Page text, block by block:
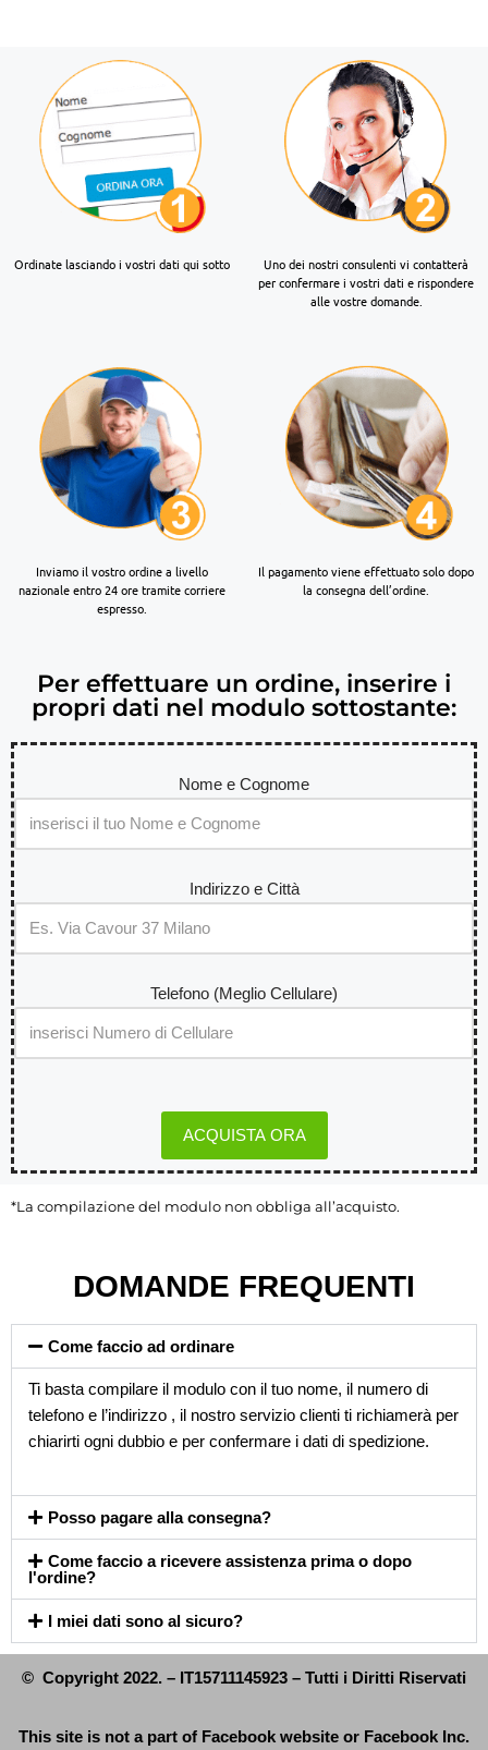
Ordinate lasciando i vostri dati qui sotto
Uno dei nostri consulenti vi contatterà
per confermare i vostri dati e rispondere
alle vostre domande.
Inviamo il vostro ordine a livello
nazionale entro 24 ore tramite corriere
espresso.
Il pagamento viene effettuato solo dopo
la consegna dell’ordine.
Per effettuare un ordine, inserire i
propri dati nel modulo sottostante:
Nome e Cognome
Indirizzo e Città
Telefono (Meglio Cellulare)
*La compilazione del modulo non obbliga all’acquisto.
DOMANDE FREQUENTI
Come faccio ad ordinare
Ti basta compilare il modulo con il tuo nome, il numero di
telefono e l’indirizzo , il nostro servizio clienti ti richiamerà per
chiarirti ogni dubbio e per confermare i dati di spedizione.
Posso pagare alla consegna?
Come faccio a ricevere assistenza prima o dopo
l'ordine?
I miei dati sono al sicuro?
© Copyright 2022. – IT15711145923 – Tutti i Diritti Riservati
This site is not a part of Facebook website or Facebook Inc.